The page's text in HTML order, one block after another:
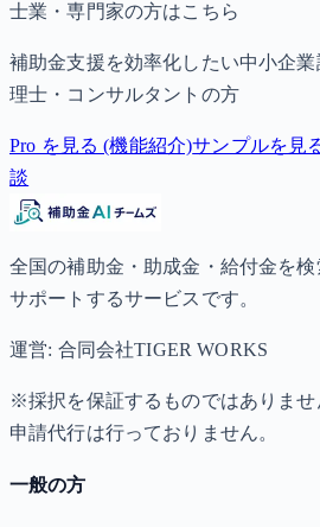
士業・専門家の方はこちら
補助金支援を効率化したい中小企
理士・コンサルタントの方
Pro を見る (機能紹介)サンプルを見
談
全国の補助金・助成金・給付金を
サポートするサービスです。
運営: 合同会社TIGER WORKS
※採択を保証するものではありませ
申請代行は行っておりません。
一般の方